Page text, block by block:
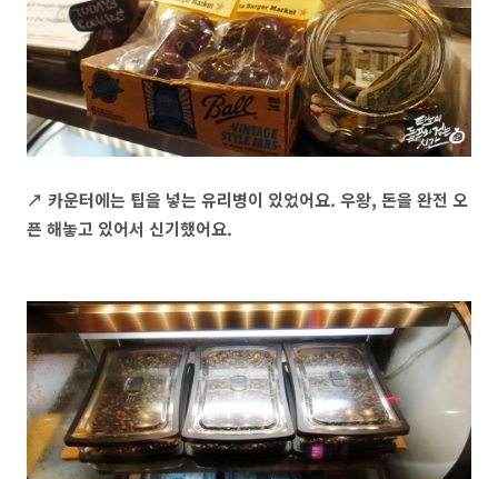
↗ 카운터에는 팁을 넣는 유리병이 있었어요. 우왕, 돈을 완전 오
픈 해놓고 있어서 신기했어요.